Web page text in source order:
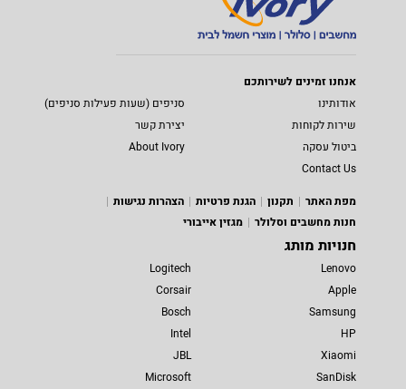
אנחנו זמינים לשירותכם
אודותינו
סניפים (שעות פעילות סניפים)
שירות לקוחות
יצירת קשר
ביטול עסקה
About Ivory
Contact Us
מפת האתר
תקנון הגנת פרטיות
הצהרות נגישות
חנות מחשבים וסלולר
מגזין אייבורי
חנויות מותג
Lenovo
Apple
Samsung
HP
Xiaomi
SanDisk
Logitech
Corsair
Bosch
Intel
JBL
Microsoft